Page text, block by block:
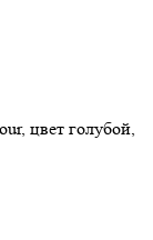
цвет голубой,